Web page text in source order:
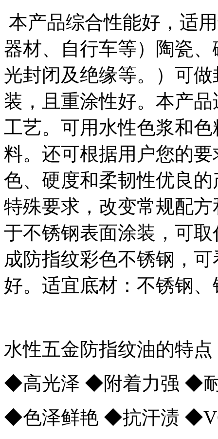
本产品综合性能好，适
器材、自行车等）陶瓷
光封闭及绝缘等。）可
装，且重涂性好。本产
工艺。可用水性色浆和
料。还可根据用户您的
色、硬度和柔韧性优良
特殊要求，改变常规配
于不锈钢表面涂装，可
成防指纹彩色不锈钢，
好。适宜底材：不锈钢
水性五金防指纹油的特点
◆高光泽 ◆附着力强 ◆
◆色泽鲜艳 ◆抗汗渍